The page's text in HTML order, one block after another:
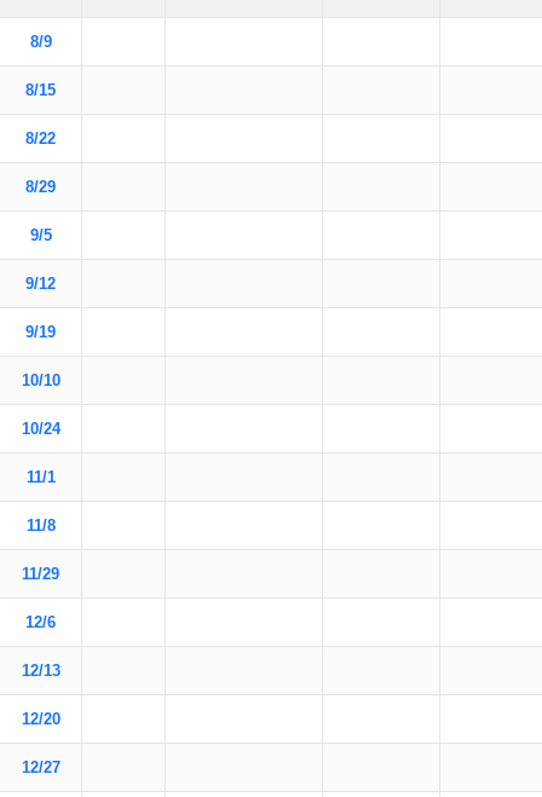
8/9
8/15
8/22
8/29
9/5
9/12
9/19
10/10
10/24
11/1
11/8
11/29
12/6
12/13
12/20
12/27